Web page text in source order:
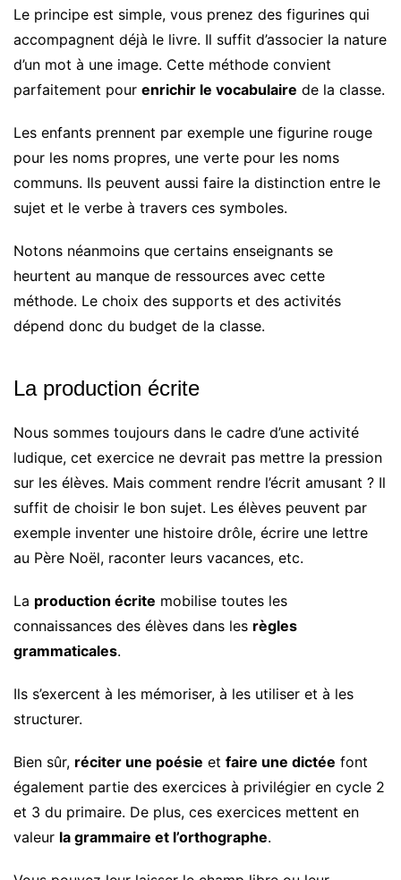
Le principe est simple, vous prenez des figurines qui
accompagnent déjà le livre. Il suffit d’associer la nature
d’un mot à une image. Cette méthode convient
parfaitement pour enrichir le vocabulaire de la classe.
Les enfants prennent par exemple une figurine rouge
pour les noms propres, une verte pour les noms
communs. Ils peuvent aussi faire la distinction entre le
sujet et le verbe à travers ces symboles.
Notons néanmoins que certains enseignants se
heurtent au manque de ressources avec cette
méthode. Le choix des supports et des activités
dépend donc du budget de la classe.
La production écrite
Nous sommes toujours dans le cadre d’une activité
ludique, cet exercice ne devrait pas mettre la pression
sur les élèves. Mais comment rendre l’écrit amusant ? Il
suffit de choisir le bon sujet. Les élèves peuvent par
exemple inventer une histoire drôle, écrire une lettre
au Père Noël, raconter leurs vacances, etc.
La production écrite mobilise toutes les
connaissances des élèves dans les règles
grammaticales.
Ils s’exercent à les mémoriser, à les utiliser et à les
structurer.
Bien sûr, réciter une poésie et faire une dictée font
également partie des exercices à privilégier en cycle 2
et 3 du primaire. De plus, ces exercices mettent en
valeur la grammaire et l’orthographe.